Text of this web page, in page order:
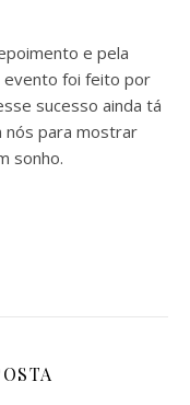
e pela
evento foi feito por
sucesso ainda tá
nós para mostrar
sonho.